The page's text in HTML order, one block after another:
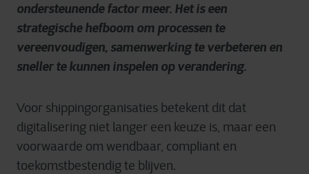
ondersteunende factor meer. Het is een
strategische hefboom om processen te
vereenvoudigen, samenwerking te verbeteren en
sneller te kunnen inspelen op verandering.
Voor shippingorganisaties betekent dit dat
digitalisering niet langer een keuze is, maar een
voorwaarde om wendbaar, compliant en
toekomstbestendig te blijven.